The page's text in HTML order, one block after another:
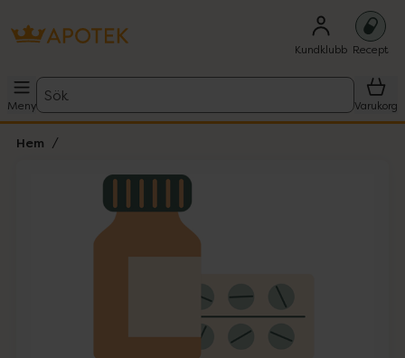
Kundklubb Recept
Meny
Sök
Varukorg
Hem
Lista: . Innehåller 1 objekt.